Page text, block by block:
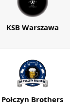
KSB Warszawa
Połczyn Brothers